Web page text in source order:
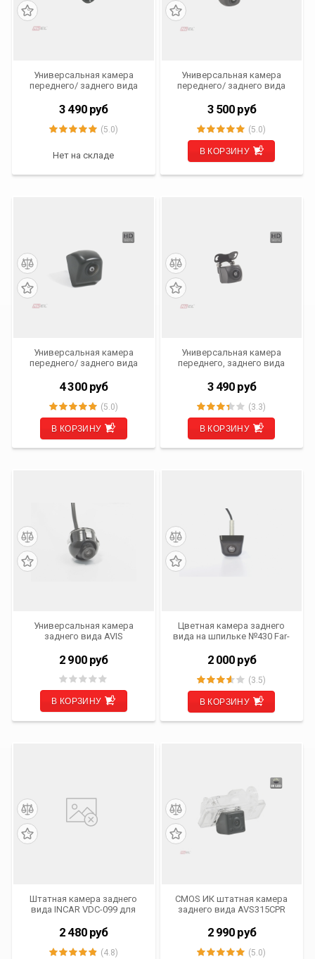
Универсальная камера
переднего/ заднего вида
3 490 руб
(5.0)
Нет на складе
Универсальная камера
переднего/ заднего вида
3 500 руб
(5.0)
В КОРЗИНУ
Универсальная камера
переднего/ заднего вида
Vertical)
4 300 руб
(5.0)
В КОРЗИНУ
Универсальная камера
переднего, заднего вида
3 490 руб
(3.3)
В КОРЗИНУ
Универсальная камера
заднего вида AVIS
CMOS)
2 900 руб
В КОРЗИНУ
Цветная камера заднего
вида на шпильке №430 Far-
2 000 руб
(3.5)
В КОРЗИНУ
Штатная камера заднего
вида INCAR VDC-099 для
(-13)
2 480 руб
(4.8)
CMOS ИК штатная камера
заднего вида AVS315CPR
MERCEDES-BENZ/
VOLKSWAGEN
2 990 руб
(5.0)